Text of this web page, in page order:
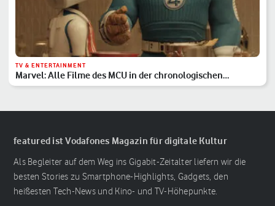
TV & ENTERTAINMENT
Marvel: Alle Filme des MCU in der chronologischen
Reihenfolge
featured ist Vodafones Magazin für digitale Kultur
Als Begleiter auf dem Weg ins Gigabit-Zeitalter liefern wir die
besten Stories zu Smartphone-Highlights, Gadgets, den
heißesten Tech-News und Kino- und TV-Höhepunkte.